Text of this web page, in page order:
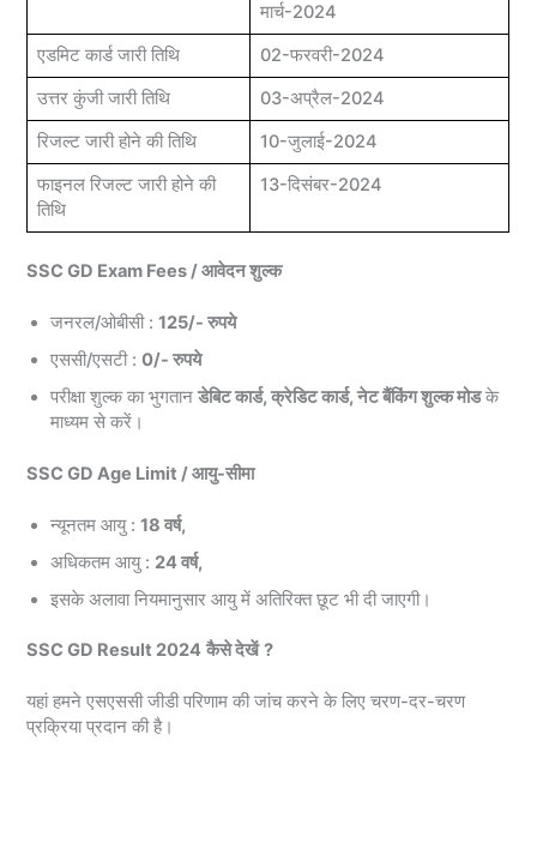
मार्च-2024
एडमिट कार्ड जारी तिथि
02-फरवरी-2024
उत्तर कुंजी जारी तिथि
03-अप्रैल-2024
रिजल्ट जारी होने की तिथि
10-जुलाई-2024
फाइनल रिजल्ट जारी होने की
तिथि
13-दिसंबर-2024
SSC GD Exam Fees / आवेदन शुल्क
जनरल/ओबीसी :125/- रुपये
एससी/एसटी :0/- रुपये
परीक्षा शुल्क का भुगतानडेबिट कार्ड, क्रेडिट कार्ड, नेट बैंकिंग शुल्क मोडके
माध्यम से करें।
SSC GD Age Limit / आयु-सीमा
न्यूनतम आयु :18 वर्ष,
अधिकतम आयु : 24 वर्ष,
इसके अलावा नियमानुसार आयु में अतिरिक्त छूट भी दी जाएगी।
SSC GD Result 2024 कैसे देखें ?
यहां हमने एसएससी जीडी परिणाम की जांच करने के लिए चरण-दर-चरण
प्रक्रिया प्रदान की है।